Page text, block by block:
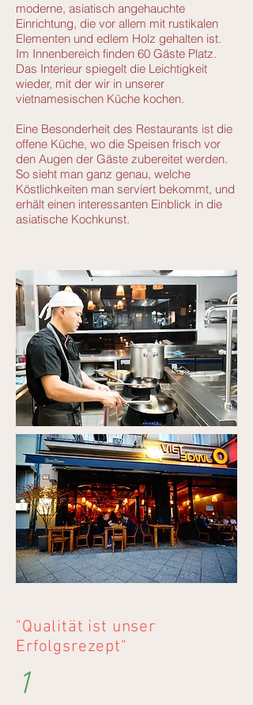
moderne, asiatisch angehauchte
Einrichtung, die vor allem mit rustikalen
Elementen und edlem Holz gehalten ist.
Im Innenbereich finden 60 Gäste Platz.
Das Interieur spiegelt die Leichtigkeit
wieder, mit der wir in unserer
vietnamesischen Küche kochen.
Eine Besonderheit des Restaurants ist die
offene Küche, wo die Speisen frisch vor
den Augen der Gäste zubereitet werden.
So sieht man ganz genau, welche
Köstlichkeiten man serviert bekommt, und
erhält einen interessanten Einblick in die
asiatische Kochkunst.
"Qualität ist unser
Erfolgsrezept"
1